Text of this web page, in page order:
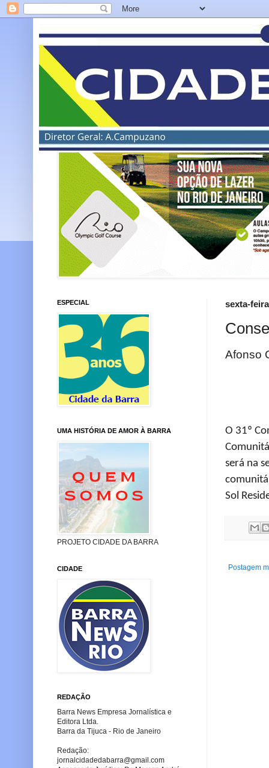
sexta-
Afonso
O 31º
será na
Sol
Postagem
ESPECIAL
UMA HISTÓRIA DE AMOR À BARRA
PROJETO CIDADE DA BARRA
CIDADE
REDAÇÃO
Barra News Empresa Jornalística e
Editora Ltda.
Barra da Tijuca - Rio de Janeiro
Redação:
jornalcidadedabarra@gmail.com